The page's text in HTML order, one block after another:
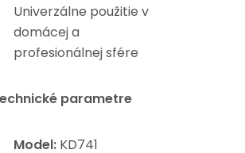
Univerzálne použitie v
domácej a
profesionálnej sfére
parametre
Model: KD741